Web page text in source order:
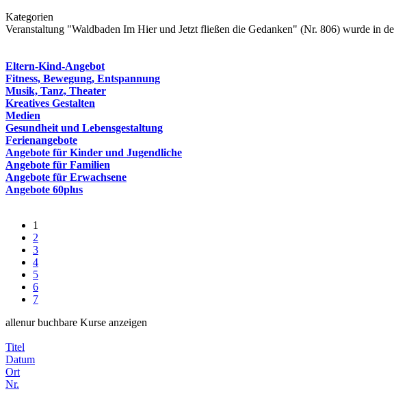
Kategorien
Veranstaltung "Waldbaden Im Hier und Jetzt fließen die Gedanken" (Nr. 806) wurde in
Eltern-Kind-Angebot
Fitness, Bewegung, Entspannung
Musik, Tanz, Theater
Kreatives Gestalten
Medien
Gesundheit und Lebensgestaltung
Ferienangebote
Angebote für Kinder und Jugendliche
Angebote für Familien
Angebote für Erwachsene
Angebote 60plus
1
2
3
4
5
6
7
allenur buchbare Kurse anzeigen
Titel
Datum
Ort
Nr.